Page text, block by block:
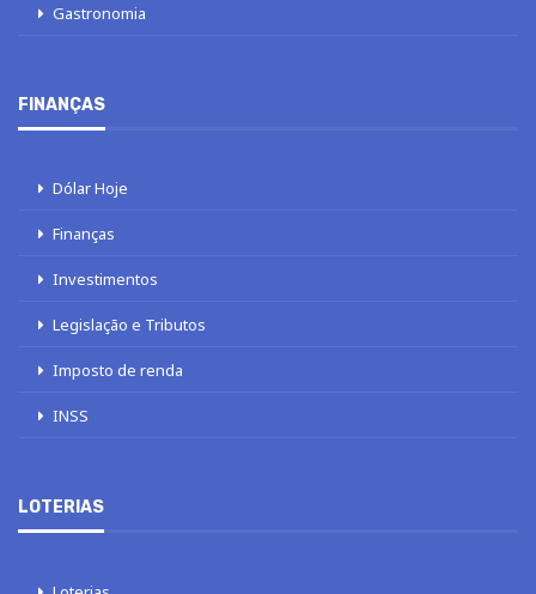
Gastronomia
FINANÇAS
Dólar Hoje
Finanças
Investimentos
Legislação e Tributos
Imposto de renda
INSS
LOTERIAS